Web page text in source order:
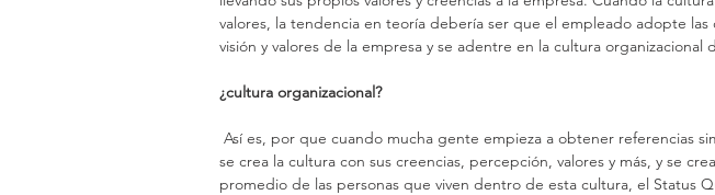
valores, la tendencia en teoría debería ser que el empleado adopte
visión y valores de la empresa y se adentre en la cultura organizacional
¿cultura organizacional?
se crea la cultura con sus creencias, percepción, valores y más, y se
promedio de las personas que viven dentro de esta cultura, el Status